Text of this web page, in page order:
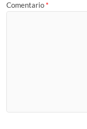
Comentario *